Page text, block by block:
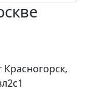
Красногорск,